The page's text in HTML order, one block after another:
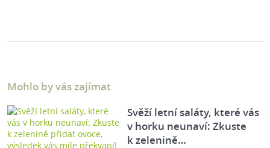
Mohlo by vás zajímat
Svěží letní saláty, které vás
v horku neunaví: Zkuste
k zelenině…